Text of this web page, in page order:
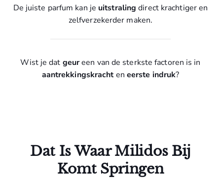
De juiste parfum kan je uitstralingdirect krachtiger en
zelfverzekerder maken.
Wist je dat geureen van de sterkste factoren is in
aantrekkingskrachten eerste indruk?
Dat Is Waar Milidos Bij
Komt Springen